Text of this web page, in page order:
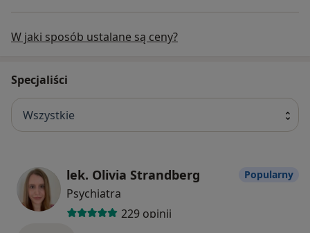
W jaki sposób ustalane są ceny?
Specjaliści
Wszystkie
lek. Olivia Strandberg
Psychiatra
229 opinii
Popularny